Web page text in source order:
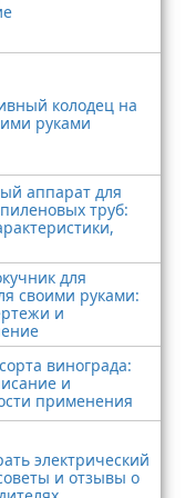
колодец на
руками
аппарат для
труб:
для
своими руками:
и
винограда:
и
применения
электрический
и отзывы о